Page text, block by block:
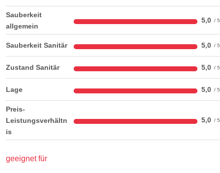
Sauberkeit
allgemein
5,0
Sauberkeit Sanitär 5,0
Zustand Sanitär 5,0
Lage 5,0
Preis-
Leistungsverhältn
is
5,0
geeignet für